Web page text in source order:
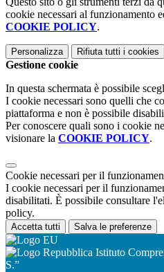
cookie necessari al funzionamento
COOKIE POLICY.
Personalizza Rifiuta tutti i cookies
Gestione cookie
In questa schermata è possibile
I cookie necessari sono quelli che
piattaforma e non è possibile
Per conoscere quali sono i cookie
visionare la COOKIE POLICY.
Cookie necessari per il
I cookie necessari per il
disabilitati. È possibile consultare
policy.
Accetta tutti Salva le preferenze
Istituto
S.”